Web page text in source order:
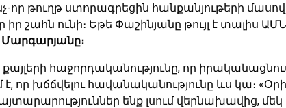
որ թուղթ ստորագրեցին հանքանյութերի
իր շահն ունի։ Եթե Փաշինյանը թույլ է տալիս
Մարգարյանը։
հաջորդականությունը, որ
է, որ խճճվելու հավանականությունը ևս կա։
ենք լսում վերնախավից, մեկ էլ